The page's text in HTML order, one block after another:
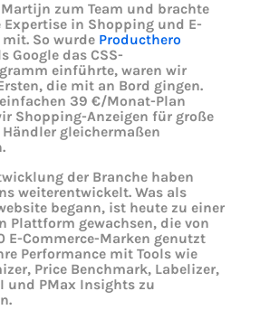
zum Team und brachte
Expertise in Shopping und E-
mit. So wurde Producthero
Google das CSS-
einführte, waren wir
die mit an Bord gingen.
39 €/Monat-Plan
Shopping-Anzeigen für große
gleichermaßen
der Branche haben
weiterentwickelt. Was als
begann, ist heute zu einer
Plattform gewachsen, die von
E-Commerce-Marken genutzt
Performance mit Tools wie
Price Benchmark, Labelizer,
und PMax Insights zu